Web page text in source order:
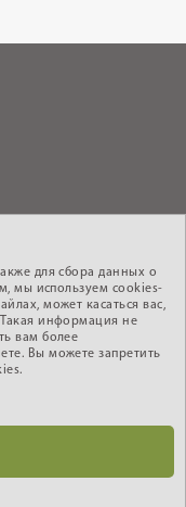
33
для сбора данных о
мы используем cookies-
может касаться вас,
информация не
вам более
Вы можете запретить